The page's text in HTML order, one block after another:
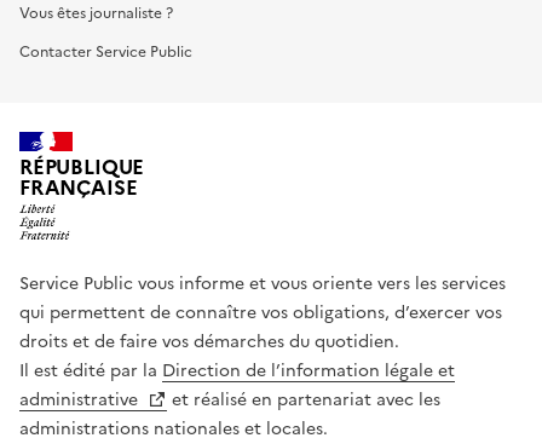
Vous êtes journaliste ?
Contacter Service Public
RÉPUBLIQUE
FRANÇAISE
Service Public vous informe et vous oriente vers les services
qui permettent de connaître vos obligations, d’exercer vos
droits et de faire vos démarches du quotidien.
Il est édité par la Direction de l’information légale et
administrative
et réalisé en partenariat avec les
administrations nationales et locales.